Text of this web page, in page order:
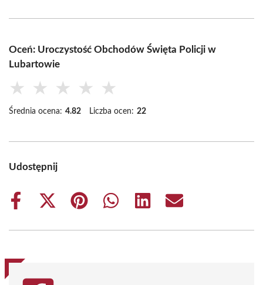
Oceń: Uroczystość Obchodów Święta Policji w
Lubartowie
★ ★ ★ ★ ★
Średnia ocena: 4.82 Liczba ocen: 22
Udostępnij
Share
Share
(Twitter)
Share
Share
Share
Share